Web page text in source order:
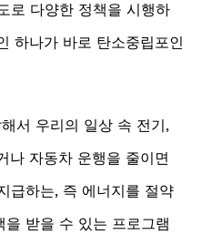
로 다양한 정책을 시행하
하나가 바로 탄소중립포인
서 우리의 일상 속 전기,
나 자동차 운행을 줄이면
급하는, 즉 에너지를 절약
받을 수 있는 프로그램